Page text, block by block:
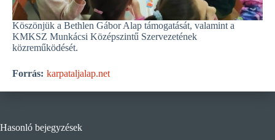
Köszönjük a Bethlen Gábor Alap támogatását, valamint a
KMKSZ Munkácsi Középszintű Szervezetének
közreműködését.
Forrás: karpataljalap.net
Hasonló bejegyzések